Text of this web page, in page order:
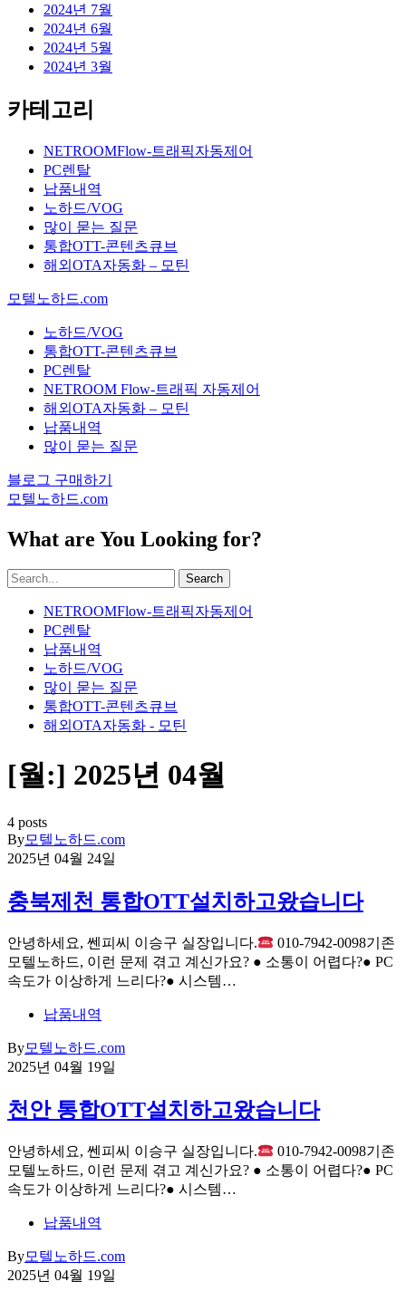
2024년 7월
2024년 6월
2024년 5월
2024년 3월
카테고리
NETROOMFlow-트래픽자동제어
PC렌탈
납품내역
노하드/VOG
많이 묻는 질문
통합OTT-콘텐츠큐브
해외OTA자동화 – 모틴
모텔노하드.com
노하드/VOG
통합OTT-콘텐츠큐브
PC렌탈
NETROOM Flow-트래픽 자동제어
해외OTA자동화 – 모틴
납품내역
많이 묻는 질문
블로그 구매하기
모텔노하드.com
What are You Looking for?
Search
NETROOMFlow-트래픽자동제어
PC렌탈
납품내역
노하드/VOG
많이 묻는 질문
통합OTT-콘텐츠큐브
해외OTA자동화 - 모틴
[월:] 2025년 04월
4 posts
By모텔노하드.com
2025년 04월 24일
충북제천 통합OTT설치하고왔습니다
안녕하세요, 쎈피씨 이승구 실장입니다.
010-7942-0098기존
모텔노하드, 이런 문제 겪고 계신가요? ● 소통이 어렵다?● PC
속도가 이상하게 느리다?● 시스템…
납품내역
By모텔노하드.com
2025년 04월 19일
천안 통합OTT설치하고왔습니다
안녕하세요, 쎈피씨 이승구 실장입니다.
010-7942-0098기존
모텔노하드, 이런 문제 겪고 계신가요? ● 소통이 어렵다?● PC
속도가 이상하게 느리다?● 시스템…
납품내역
By모텔노하드.com
2025년 04월 19일